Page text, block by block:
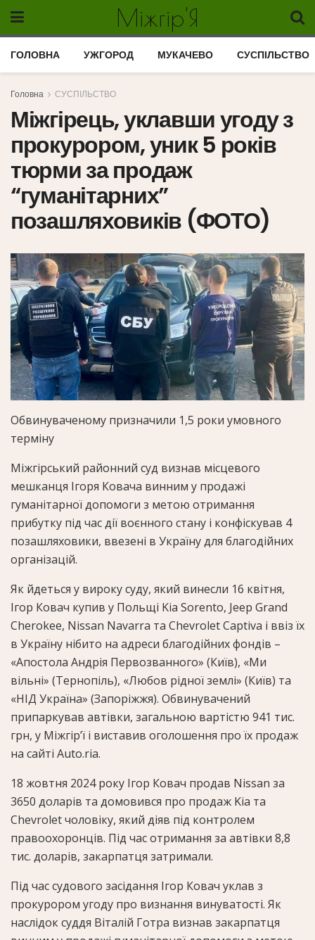
Міжгір'Я
ГОЛОВНА УЖГОРОД МУКАЧЕВО СУСПІЛЬСТВО
Головна СУСПІЛЬСТВО
Міжгірець, уклавши угоду з
прокурором, уник 5 років
тюрми за продаж
“гуманітарних”
позашляховиків (ФОТО)
Обвинуваченому призначили 1,5 роки умовного
терміну
Міжгірський районний суд визнав місцевого
мешканця Ігоря Ковача винним у продажі
гуманітарної допомоги з метою отримання
прибутку під час дії воєнного стану і конфіскував 4
позашляховики, ввезені в Україну для благодійних
організацій.
Як йдеться у вироку суду, який винесли 16 квітня,
Ігор Ковач купив у Польщі Kia Sorento, Jeep Grand
Cherokee, Nissan Navarra та Chevrolet Captiva і ввіз їх
в Україну нібито на адреси благодійних фондів –
«Апостола Андрія Первозванного» (Київ), «Ми
вільні» (Тернопіль), «Любов рідної землі» (Київ) та
«НІД Україна» (Запоріжжя). Обвинувачений
припаркував автівки, загальною вартістю 941 тис.
грн, у Міжгір’ї і виставив оголошення про їх продаж
на сайті Auto.ria.
18 жовтня 2024 року Ігор Ковач продав Nissan за
3650 доларів та домовився про продаж Kia та
Chevrolet чоловіку, який діяв під контролем
правоохоронців. Під час отримання за автівки 8,8
тис. доларів, закарпатця затримали.
Під час судового засідання Ігор Ковач уклав з
прокурором угоду про визнання винуватості. Як
наслідок суддя Віталій Готра визнав закарпатця